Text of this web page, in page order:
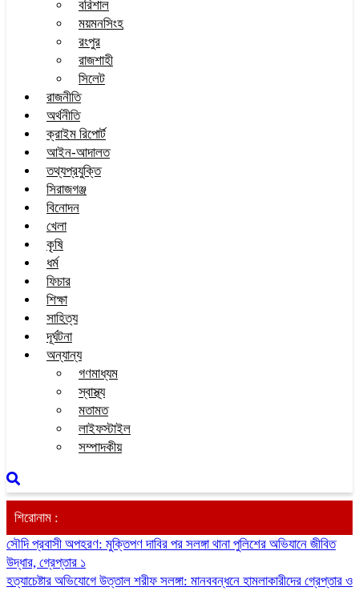
বরিশাল
ময়মনসিংহ
রংপুর
রাজশাহী
সিলেট
রাজনীতি
অর্থনীতি
ক্রাইম রিপোর্ট
আইন-আদালত
তথ্যপ্রযুক্তি
সিরাজগঞ্জ
বিনোদন
খেলা
কৃষি
ধর্ম
ফিচার
শিক্ষা
সাহিত্য
দূর্ঘটনা
অন্যান্য
গণমাধ্যম
স্বাস্থ্য
মতামত
লাইফস্টাইল
সম্পাদকীয়
শিরোনাম :
সৌদি প্রবাসী অপহরণ: মুক্তিপণ দাবির পর সলঙ্গা থানা পুলিশের অভিযানে জীবিত
উদ্ধার, গ্রেপ্তার ১
হত্যাচেষ্টার অভিযোগে উত্তাল শরীফ সলঙ্গা: মানববন্ধনে হামলাকারীদের গ্রেপ্তার ও